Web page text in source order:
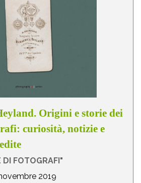
Origini e storie dei
curiosità, notizie e
DI FOTOGRAFI"
2019